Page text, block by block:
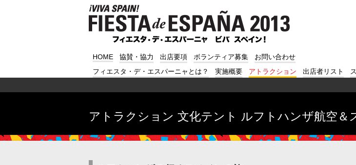
HOME 協賛・協力 出店要項 ボランティア募集 お問い合わせ
フィエスタ・デ・エスパーニャとは？ 実施概要 アトラクション 出店者リスト
アトラクション 文化テント ルフトハンザ航空＆